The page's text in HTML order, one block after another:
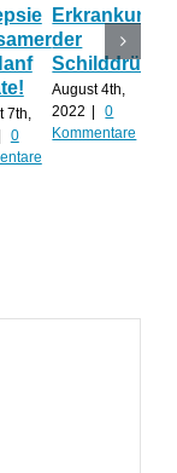
7th,
0
der
Schilddrüse
August 4th,
2022
0
Kommentare